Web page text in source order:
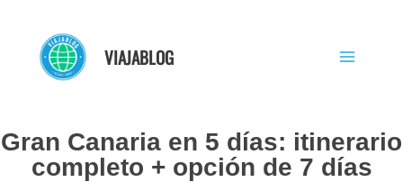
contenido
VIAJABLOG
Gran Canaria en 5 días: itinerario
completo + opción de 7 días